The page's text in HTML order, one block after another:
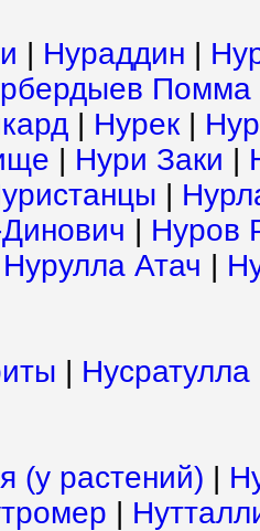
| Нураддин |
Помма
| Нурек |
| Нури Заки |
|
| Нуров
Нурулла Атач |
|
(у растений) |
|